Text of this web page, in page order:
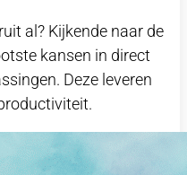
al? Kijkende naar de
kansen in direct
Deze leveren